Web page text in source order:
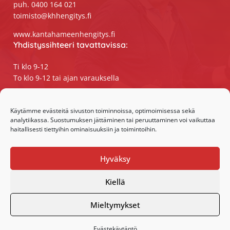
Käytämme evästeitä sivuston toiminnoissa, optimoimisessa sekä
analytiikassa. Suostumuksen jättäminen tai peruuttaminen voi vaikuttaa
haitallisesti tiettyihin ominaisuuksiin ja toimintoihin.
Hyväksy
Kiellä
Mieltymykset
puh. 0400 164 021
toimisto@khhengitys.fi
www.kantahameenhengitys.fi
Yhdistyssihteeri tavattavissa:
Ti klo 9-12
To klo 9-12 tai ajan varauksella
maanantaista perjantaihin klo 9-15
Instagram